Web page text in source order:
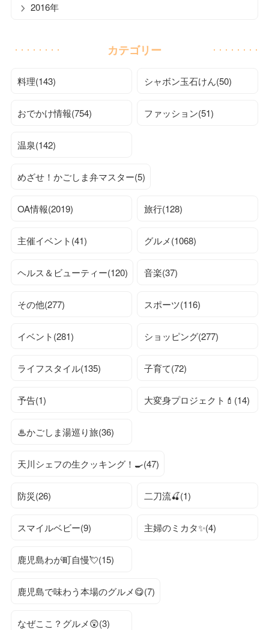
2016年
カテゴリー
料理(143) シャボン玉石けん(50)
おでかけ情報(754) ファッション(51)
温泉(142)
めざせ！かごしま弁マスター(5)
OA情報(2019) 旅行(128)
主催イベント(41) グルメ(1068)
ヘルス＆ビューティー(120) 音楽(37)
その他(277) スポーツ(116)
イベント(281) ショッピング(277)
ライフスタイル(135) 子育て(72)
予告(1) 大変身プロジェクト💄(14)
♨かごしま湯巡り旅(36)
天川シェフの生クッキング！🍳(47)
防災(26) 二刀流🍒(1)
スマイルベビー(9) 主婦のミカタ✨(4)
鹿児島わが町自慢💘(15)
鹿児島で味わう本場のグルメ😋(7)
なぜここ？グルメ😲(3)